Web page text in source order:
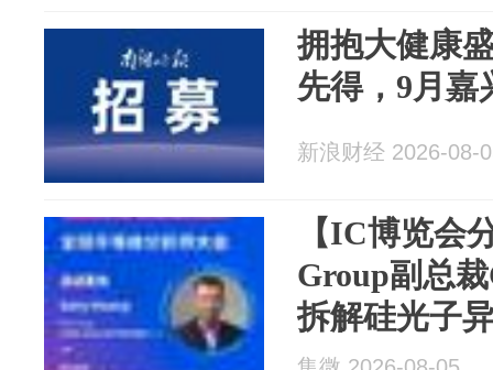
拥抱大健康
先得，9月嘉
新浪财经 2026-08-
【IC博览会
Group副总
拆解硅光子